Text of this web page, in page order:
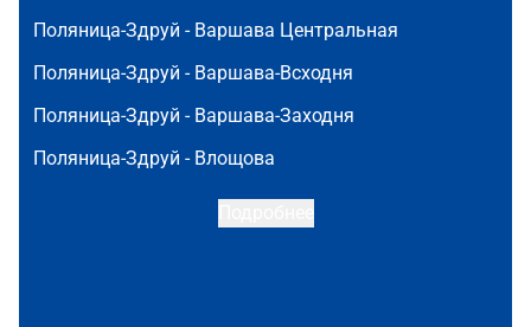
Поляница-Здруй - Варшава Центральная
Поляница-Здруй - Варшава-Всходня
Поляница-Здруй - Варшава-Заходня
Поляница-Здруй - Влощова